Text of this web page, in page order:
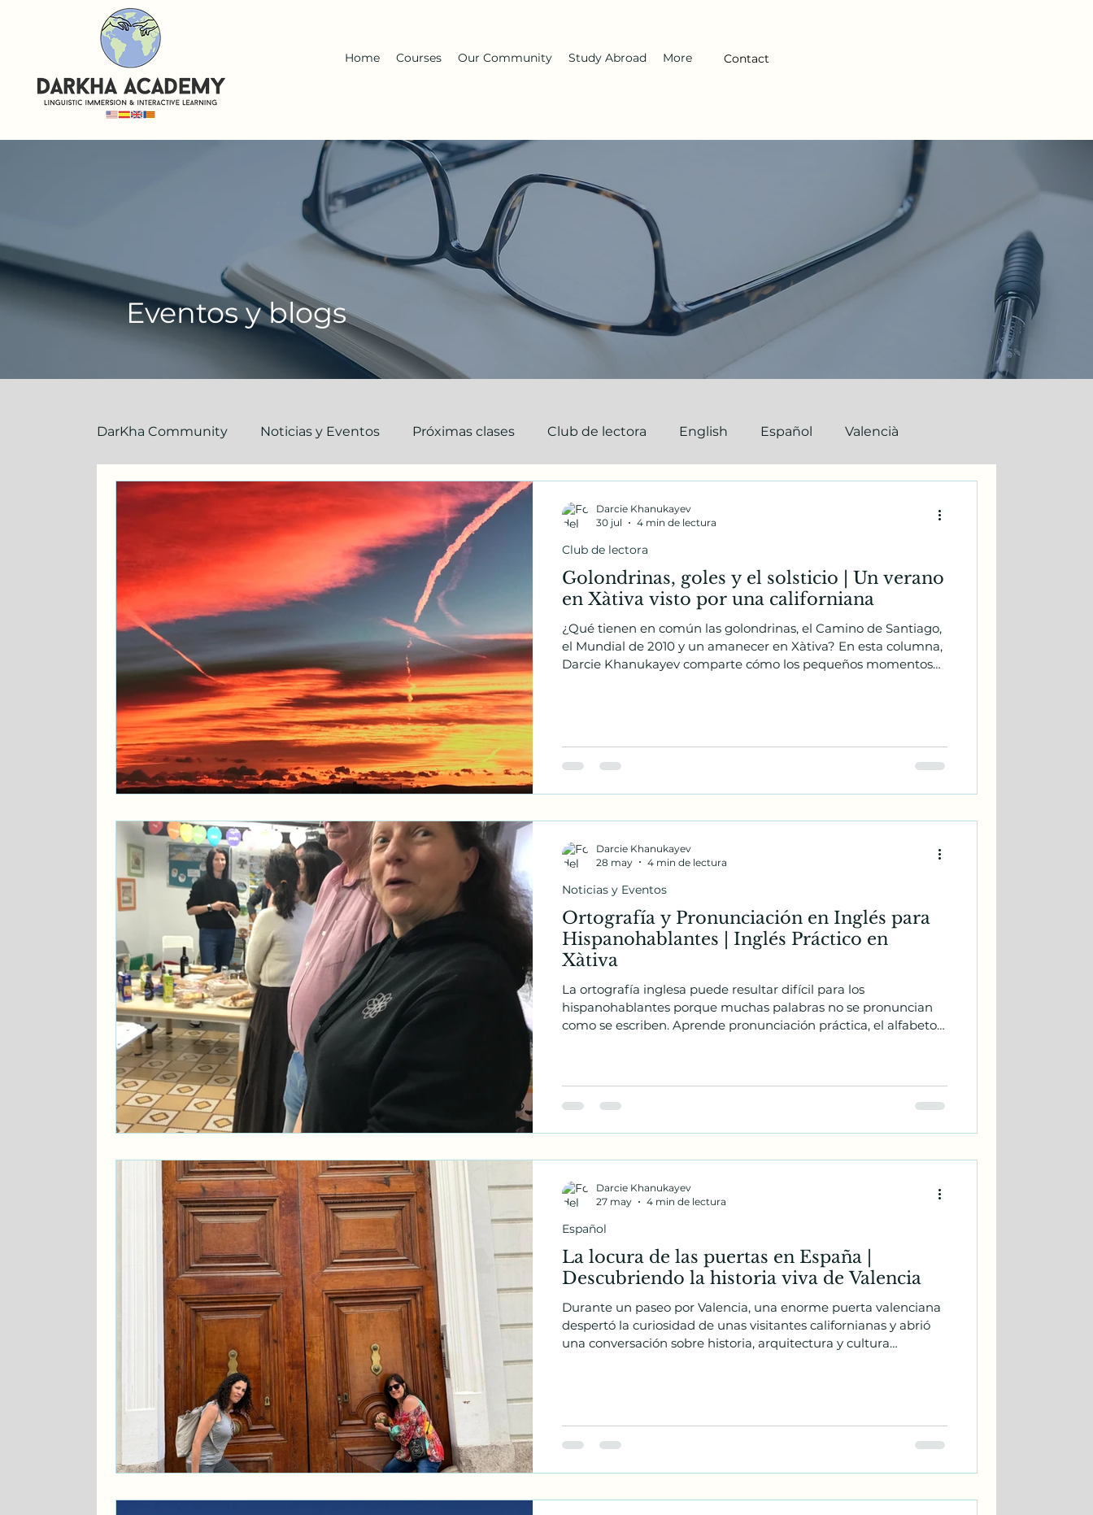
Home Courses Our Community Study Abroad More Contact
Eventosyblogs
DarKha Community Noticias y Eventos Próximas clases Club de lectora English Español Valencià
El Equipo DarKha Inglés: Explicaciones y practicas Los Niños DarKha
Golondrinas, goles y el solsticio | Un verano
en Xàtiva visto por una californiana
¿Qué tienen en común las golondrinas, el Camino de Santiago,
el Mundial de 2010 y un amanecer en Xàtiva? En esta columna,
Darcie Khanukayev comparte cómo los pequeños momentos
Club de lectora
Darcie Khanukayev
30 jul
4 min de lectura
Ortografía y Pronunciación en Inglés para
Hispanohablantes | Inglés Práctico en
Xàtiva
La ortografía inglesa puede resultar difícil para los
hispanohablantes porque muchas palabras no se pronuncian
como se escriben. Aprende pronunciación práctica, el alfabeto y
Noticias y Eventos
Darcie Khanukayev
28 may
4 min de lectura
La locura de las puertas en España |
Descubriendo la historia viva de Valencia
Durante un paseo por Valencia, una enorme puerta valenciana
despertó la curiosidad de unas visitantes californianas y abrió
una conversación sobre historia, arquitectura y cultura
Español
Darcie Khanukayev
27 may
4 min de lectura